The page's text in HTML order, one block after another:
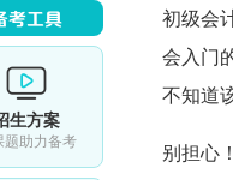
生方案
题助力备考
初级会
会入门
不知道
别担心